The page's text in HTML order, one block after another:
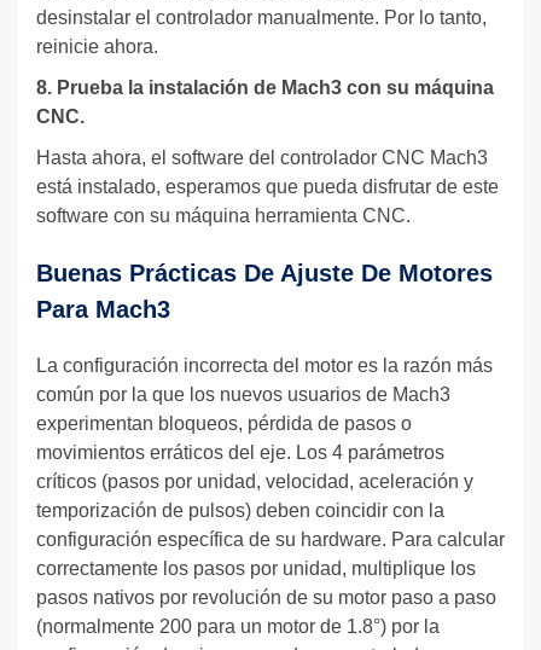
desinstalar el controlador manualmente. Por lo tanto,
reinicie ahora.
8. Prueba la instalación de Mach3 con su máquina
CNC.
Hasta ahora, el software del controlador CNC Mach3
está instalado, esperamos que pueda disfrutar de este
software con su máquina herramienta CNC.
Buenas Prácticas De Ajuste De Motores
Para Mach3
La configuración incorrecta del motor es la razón más
común por la que los nuevos usuarios de Mach3
experimentan bloqueos, pérdida de pasos o
movimientos erráticos del eje. Los 4 parámetros
críticos (pasos por unidad, velocidad, aceleración y
temporización de pulsos) deben coincidir con la
configuración específica de su hardware. Para calcular
correctamente los pasos por unidad, multiplique los
pasos nativos por revolución de su motor paso a paso
(normalmente 200 para un motor de 1.8°) por la